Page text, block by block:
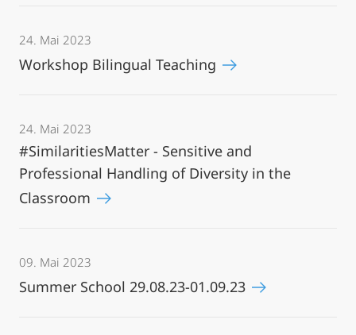
24. Mai 2023
Workshop Bilingual Teaching
24. Mai 2023
#SimilaritiesMatter - Sensitive and
Professional Handling of Diversity in the
Classroom
09. Mai 2023
Summer School 29.08.23-01.09.23